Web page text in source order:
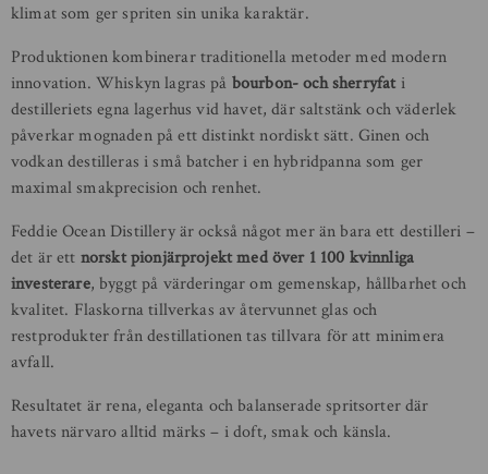
klimat som ger spriten sin unika karaktär.
Produktionen kombinerar traditionella metoder med modern
innovation. Whiskyn lagras på bourbon- och sherryfati
destilleriets egna lagerhus vid havet, där saltstänk och väderlek
påverkar mognaden på ett distinkt nordiskt sätt. Ginen och
vodkan destilleras i små batcher i en hybridpanna som ger
maximal smakprecision och renhet.
Feddie Ocean Distillery är också något mer än bara ett destilleri –
det är ett norskt pionjärprojekt med över 1 100 kvinnliga
investerare, byggt på värderingar om gemenskap, hållbarhet och
kvalitet. Flaskorna tillverkas av återvunnet glas och
restprodukter från destillationen tas tillvara för att minimera
avfall.
Resultatet är rena, eleganta och balanserade spritsorter där
havets närvaro alltid märks – i doft, smak och känsla.